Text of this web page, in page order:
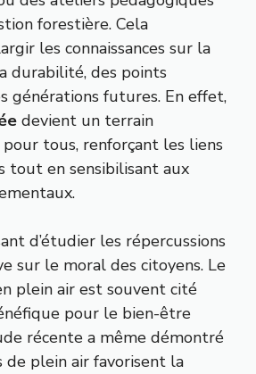
forestière. Cela
les connaissances sur la
durabilité, des points
générations futures. En effet,
devient un terrain
pour tous, renforçant les liens
tout en sensibilisant aux
d’étudier les répercussions
sur le moral des citoyens. Le
plein air est souvent cité
pour le bien-être
récente a même démontré
de plein air favorisent la